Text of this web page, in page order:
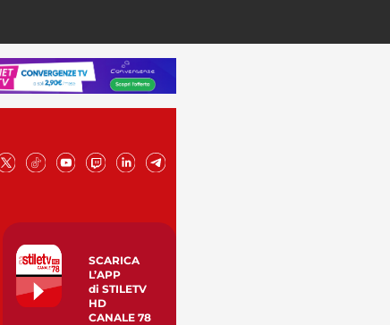
SCARICA
L’APP
di STILETV
HD
CANALE 78